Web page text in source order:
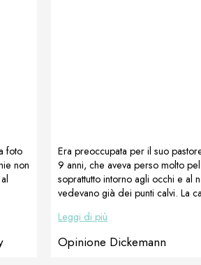
foto
non
di
a
Era preoccupata per il suo
9 anni, che aveva perso molto
soprattutto intorno agli occhi e al
vedevano già dei punti calvi. La
veterinario, dove le è stata
demodicosi, sono state trattate con
classica pillola spot-on e
Leggi di più
Opinione Dickemann